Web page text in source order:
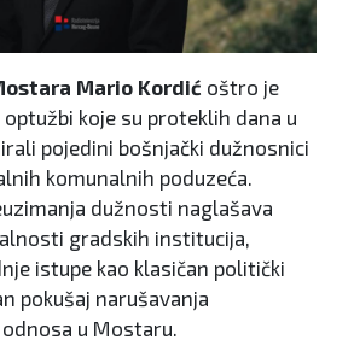
Mario Kordić oštro je
koje su proteklih dana u
pojedini bošnjački dužnosnici
komunalnih poduzeća.
dužnosti naglašava
gradskih institucija,
istupe kao klasičan politički
pokušaj narušavanja
u Mostaru.